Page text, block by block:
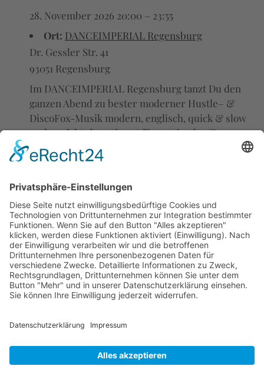
28. November 2026 20:00 – 23:55
Ort: DANCEIMPERIAL Regensburg
Dr. Gessler Str. 41
93051 Regensburg
Im DANCEIMPERIAL Regensburg tanzt Du den
ganzen Abend zu bester moderner Hustle– &
DiscoFox-Musik modern, englisch, quick & slow
und perfekt abgestimmt für maximalen Tanzspass
im Saal 4 Beginn: 19 h Eintritt: 8 € Im Rahmen
unserer Tanznacht findet regelmäßig auch eine
Sie nur für die Tanznacht, die DiscoFox Party ist […]
Spätere Termine→
Impressum
Datenschutzerklärung
Cookie-Einstellungen